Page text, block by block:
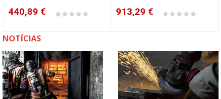
440,89 € 913,29 €
NOTÍCIAS